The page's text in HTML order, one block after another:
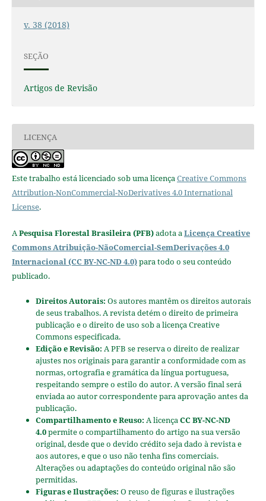
v. 38 (2018)
SEÇÃO
Artigos de Revisão
LICENÇA
Este trabalho está licenciado sob uma licençaCreative Commons
Attribution-NonCommercial-NoDerivatives 4.0 International
License.
APesquisa Florestal Brasileira (PFB)adota aLicença Creative
Commons Atribuição-NãoComercial-SemDerivações 4.0
Internacional (CC BY-NC-ND 4.0)para todo o seu conteúdo
publicado.
Direitos Autorais: Os autores mantêm os direitos autorais
de seus trabalhos. A revista detém o direito de primeira
publicação e o direito de uso sob a licença Creative
Commons especificada.
Edição e Revisão: A PFB se reserva o direito de realizar
ajustes nos originais para garantir a conformidade com as
normas, ortografia e gramática da língua portuguesa,
respeitando sempre o estilo do autor. A versão final será
enviada ao autor correspondente para aprovação antes da
publicação.
Compartilhamento e Reuso: A licençaCC BY-NC-ND
4.0permite o compartilhamento do artigo na sua versão
original, desde que o devido crédito seja dado à revista e
aos autores, e que o uso não tenha fins comerciais.
Alterações ou adaptações do conteúdo original não são
permitidas.
Figuras e Ilustrações: O reuso de figuras e ilustrações